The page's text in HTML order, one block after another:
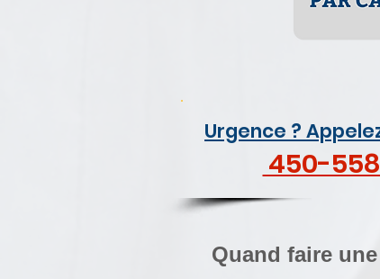
Urgence ?
450-
Quand faire